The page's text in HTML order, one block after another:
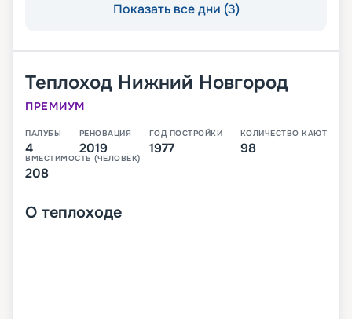
Показать все дни (3)
Теплоход Нижний Новгород
ПРЕМИУМ
ПАЛУБЫ
4
РЕНОВАЦИЯ
2019
ГОД ПОСТРОЙКИ
1977
КОЛИЧЕСТВО КАЮТ
98
ВМЕСТИМОСТЬ (ЧЕЛОВЕК)
208
О теплоходе